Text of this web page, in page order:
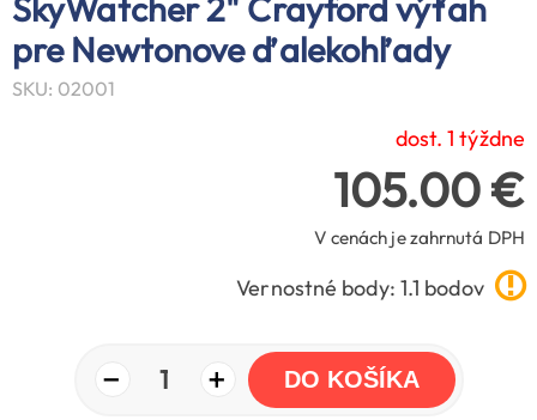
pre Newtonove ďalekohľady
SKU: 02001
dost. 1 týždne
105.00 €
V cenách je zahrnutá DPH
Vernostné body: 1.1 bodov
− 1 + DO KOŠÍKA